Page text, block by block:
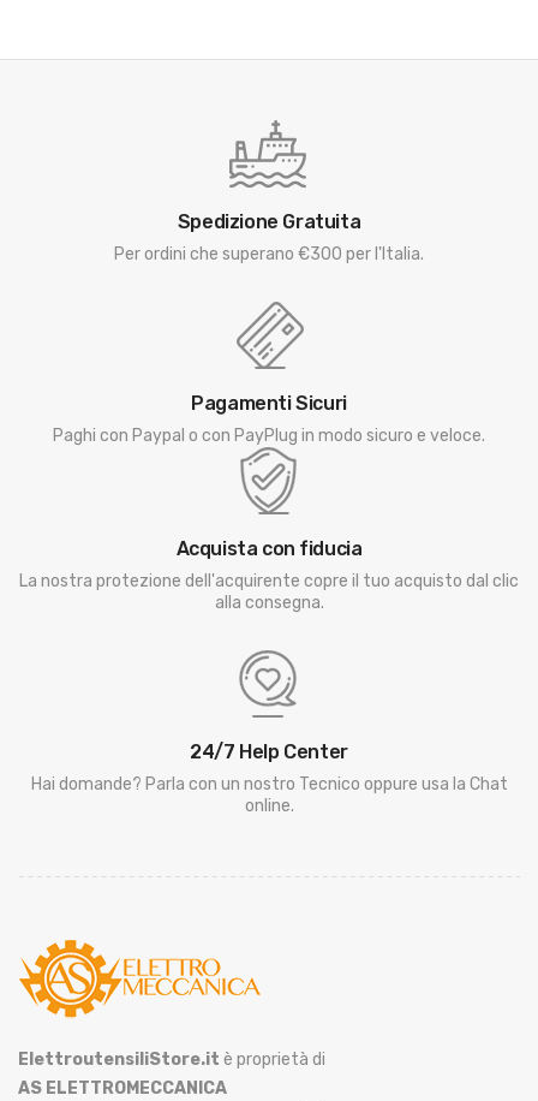
Spedizione Gratuita
Per ordini che superano €300 per l'Italia.
Pagamenti Sicuri
Paghi con Paypal o con PayPlug in modo sicuro e veloce.
Acquista con fiducia
La nostra protezione dell'acquirente copre il tuo acquisto dal clic
alla consegna.
24/7 Help Center
Hai domande? Parla con un nostro Tecnico oppure usa la Chat
online.
ElettroutensiliStore.it è proprietà di
AS ELETTROMECCANICA